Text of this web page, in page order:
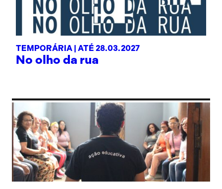
TEMPORÁRIA | ATÉ 28.03.2027
No olho da rua